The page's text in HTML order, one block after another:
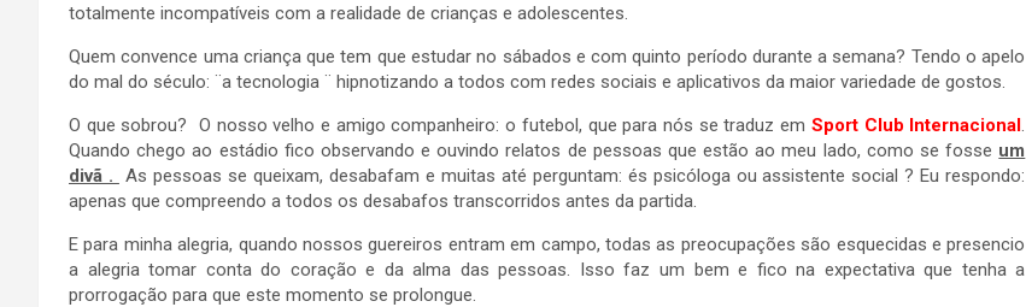
totalmente incompatíveis com a realidade de crianças e adolescentes.
Quem convence uma criança que tem que estudar no sábados e com quinto período durante a semana? Tendo o apelo
do mal do século: ¨a tecnologia ¨ hipnotizando a todos com redes sociais e aplicativos da maior variedade de gostos.
O que sobrou? O nosso velho e amigo companheiro: o futebol, que para nós se traduz em Sport Club Internacional.
Quando chego ao estádio fico observando e ouvindo relatos de pessoas que estão ao meu lado, como se fosse um
divã .
As pessoas se queixam, desabafam e muitas até perguntam: és psicóloga ou assistente social ? Eu respondo:
apenas que compreendo a todos os desabafos transcorridos antes da partida.
E para minha alegria, quando nossos guereiros entram em campo, todas as preocupações são esquecidas e presencio
a alegria tomar conta do coração e da alma das pessoas. Isso faz um bem e fico na expectativa que tenha a
prorrogação para que este momento se prolongue.